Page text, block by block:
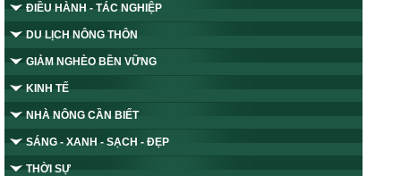
ĐIỀU HÀNH - TÁC NGHIỆP
DU LỊCH NÔNG THÔN
GIẢM NGHÈO BỀN VỮNG
KINH TẾ
NHÀ NÔNG CẦN BIẾT
SÁNG - XANH - SẠCH - ĐẸP
THỜI SỰ